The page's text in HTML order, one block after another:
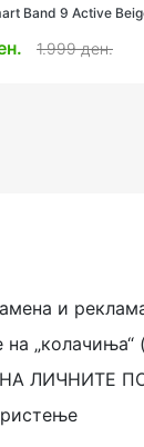
Band 9 Active
1.999 ден.
и
„колачиња“
ЛИЧНИТЕ